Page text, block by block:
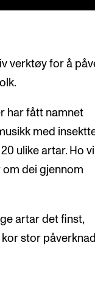
verktøy for å
har fått namnet
med
ulike artar. Ho
dei gjennom
artar det finst,
stor